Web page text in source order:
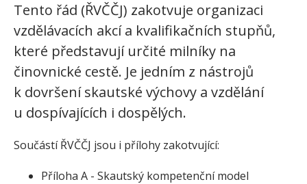
Tento řád (ŘVČČJ) zakotvuje organizaci
vzdělávacích akcí a kvalifikačních stupňů,
které představují určité milníky na
činovnické cestě. Je jedním z nástrojů
k dovršení skautské výchovy a vzdělání
u dospívajících i dospělých.
Součástí ŘVČČJ jsou i přílohy zakotvující:
Příloha A - Skautský kompetenční model